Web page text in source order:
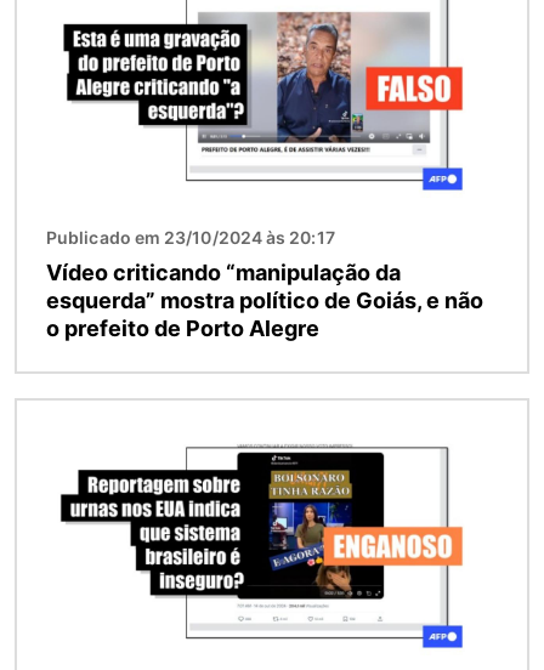
Publicado em 23/10/2024 às 20:17
Vídeo criticando “manipulação da
esquerda” mostra político de Goiás, e não
o prefeito de Porto Alegre